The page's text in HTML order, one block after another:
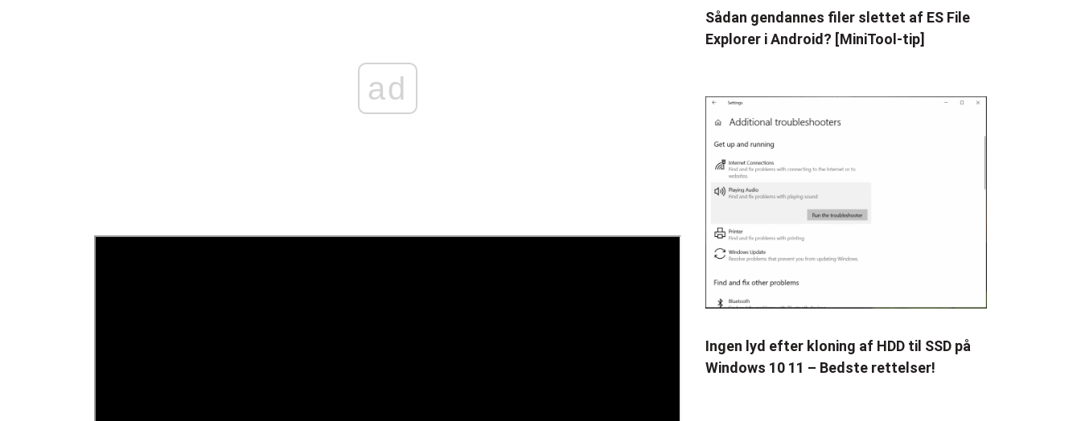
ad
Sådan gendannes filer slettet af ES File
Explorer i Android? [MiniTool-tip]
Ingen lyd efter kloning af HDD til SSD på
Windows 10 11 – Bedste rettelser!